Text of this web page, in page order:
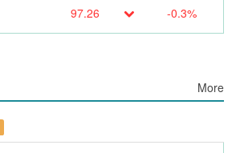
97.26 -0.3%
More